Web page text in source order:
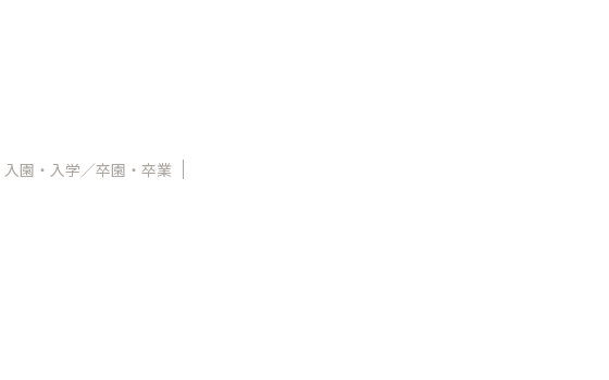
入園・入学／卒園・卒業